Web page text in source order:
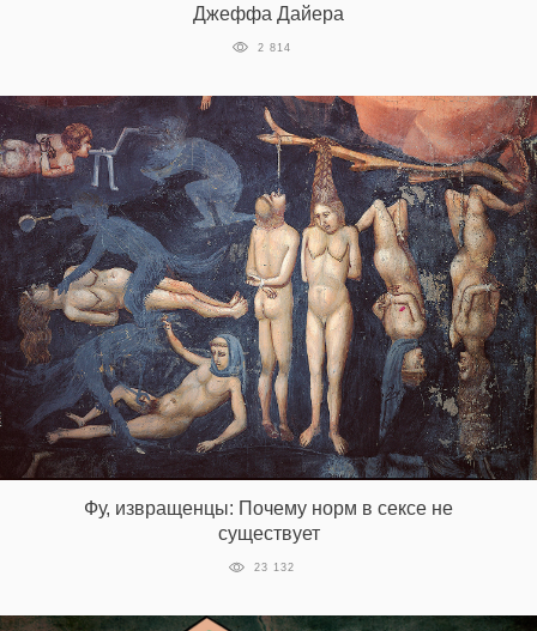
Джеффа Дайера
2 814
Фу, извращенцы: Почему норм в сексе не
существует
23 132